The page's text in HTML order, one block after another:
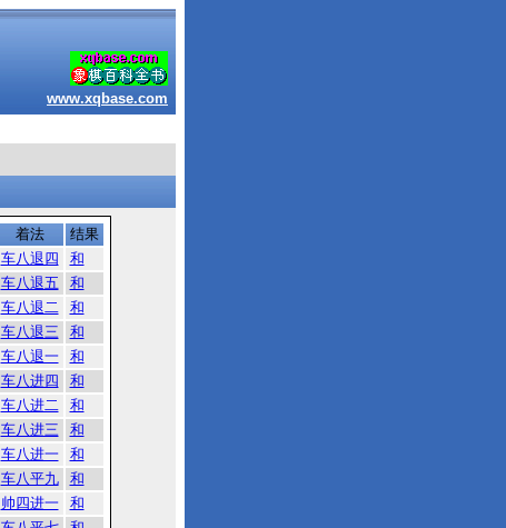
www.xqbase.com
着法
结果
车八退四
和
车八退五
和
车八退二
和
车八退三
和
车八退一
和
车八进四
和
车八进二
和
车八进三
和
车八进一
和
车八平九
和
帅四进一
和